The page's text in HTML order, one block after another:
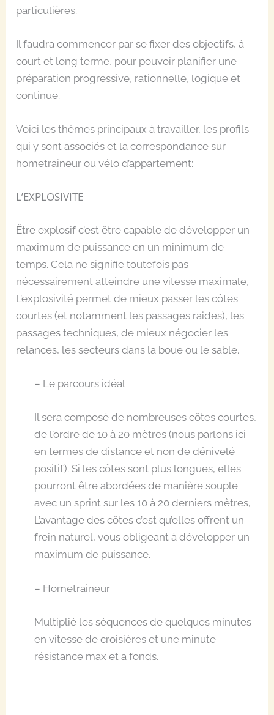
particulières.
Il faudra commencer par se fixer des objectifs, à
court et long terme, pour pouvoir planifier une
préparation progressive, rationnelle, logique et
continue.
Voici les thèmes principaux à travailler, les profils
qui y sont associés et la correspondance sur
hometraineur ou vélo d’appartement:
L’EXPLOSIVITE
Être explosif c’est être capable de développer un
maximum de puissance en un minimum de
temps. Cela ne signifie toutefois pas
nécessairement atteindre une vitesse maximale,
L’explosivité permet de mieux passer les côtes
courtes (et notamment les passages raides), les
passages techniques, de mieux négocier les
relances, les secteurs dans la boue ou le sable.
– Le parcours idéal
Il sera composé de nombreuses côtes courtes,
de l’ordre de 10 à 20 mètres (nous parlons ici
en termes de distance et non de dénivelé
positif). Si les côtes sont plus longues, elles
pourront être abordées de manière souple
avec un sprint sur les 10 à 20 derniers mètres,
L’avantage des côtes c’est qu’elles offrent un
frein naturel, vous obligeant à développer un
maximum de puissance.
– Hometraineur
Multiplié les séquences de quelques minutes
en vitesse de croisières et une minute
résistance max et a fonds.